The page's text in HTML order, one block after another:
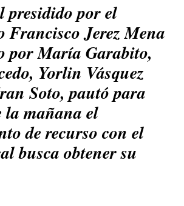
por el
Francisco Jerez Mena
por María Garabito,
Yorlin Vásquez
Soto, pautó para
la mañana el
de recurso con el
busca obtener su